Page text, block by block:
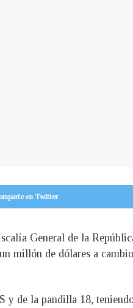
en Twitter
General de la
millón de dólares a
y de la pandilla 18,